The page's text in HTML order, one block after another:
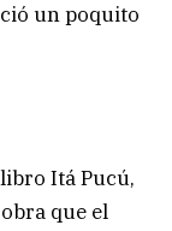
un poquito
Itá Pucú,
que el